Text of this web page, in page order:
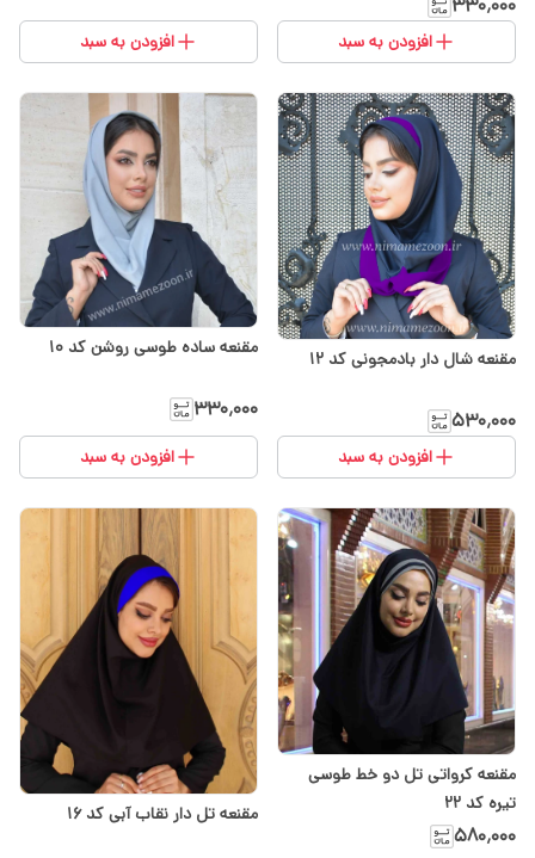
۳۳۰٬۰۰۰
افزودن به سبد افزودن به سبد
مقنعه شال دار بادمجونی کد ۱۲
۵۳۰٬۰۰۰
افزودن به سبد
مقنعه ساده طوسی روشن کد ۱۰
۳۳۰٬۰۰۰
افزودن به سبد
مقنعه کرواتی تل دو خط طوسی
تیره کد 22
۵۸۰٬۰۰۰
مقنعه تل دار نقاب آبی کد 16